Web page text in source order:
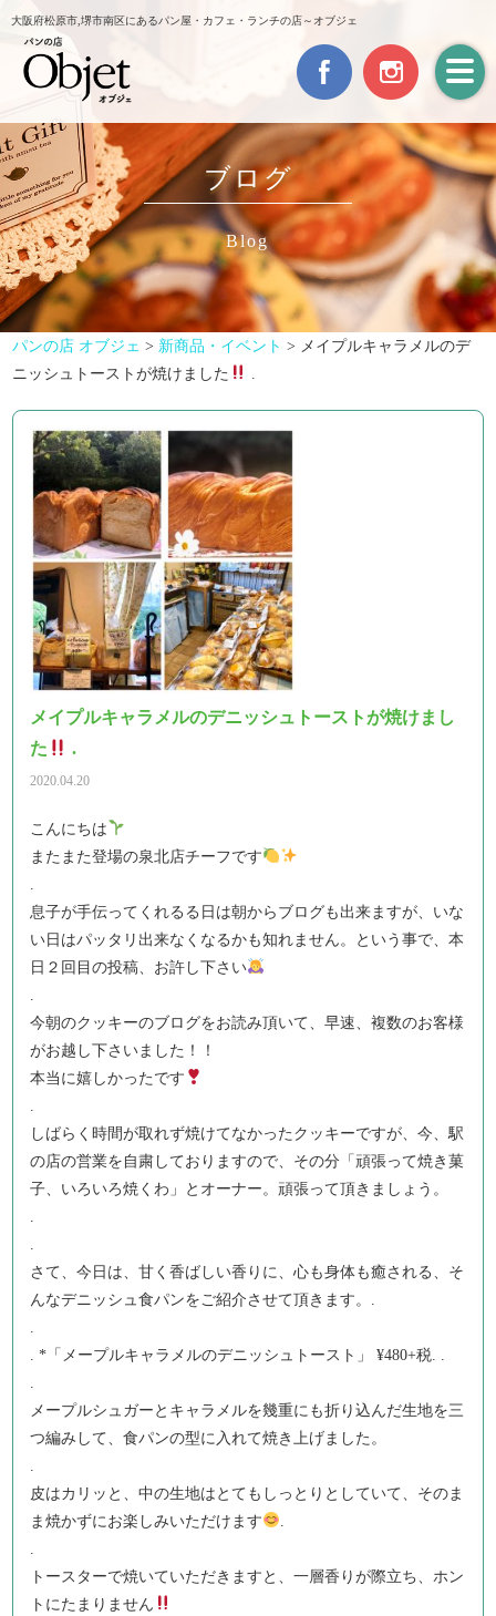
大阪府松原市,堺市南区にあるパン屋・カフェ・ランチの店～オブジェ
ブログ
Blog
パンの店 オブジェ > 新商品・イベント > メイプルキャラメルのデ
ニッシュトーストが焼けました
.
メイプルキャラメルのデニッシュトーストが焼けまし
た
.
2020.04.20
こんにちは
またまた登場の泉北店チーフです
.
息子が手伝ってくれるる日は朝からブログも出来ますが、いな
い日はパッタリ出来なくなるかも知れません。という事で、本
日２回目の投稿、お許し下さい
.
今朝のクッキーのブログをお読み頂いて、早速、複数のお客様
がお越し下さいました！！
本当に嬉しかったです
.
しばらく時間が取れず焼けてなかったクッキーですが、今、駅
の店の営業を自粛しておりますので、その分「頑張って焼き菓
子、いろいろ焼くわ」とオーナー。頑張って頂きましょう。
.
.
さて、今日は、甘く香ばしい香りに、心も身体も癒される、そ
んなデニッシュ食パンをご紹介させて頂きます。.
.
. *「メープルキャラメルのデニッシュトースト」 ¥480+税. .
.
メープルシュガーとキャラメルを幾重にも折り込んだ生地を三
つ編みして、食パンの型に入れて焼き上げました。
.
皮はカリッと、中の生地はとてもしっとりとしていて、そのま
ま焼かずにお楽しみいただけます
.
.
トースターで焼いていただきますと、一層香りが際立ち、ホン
トにたまりません